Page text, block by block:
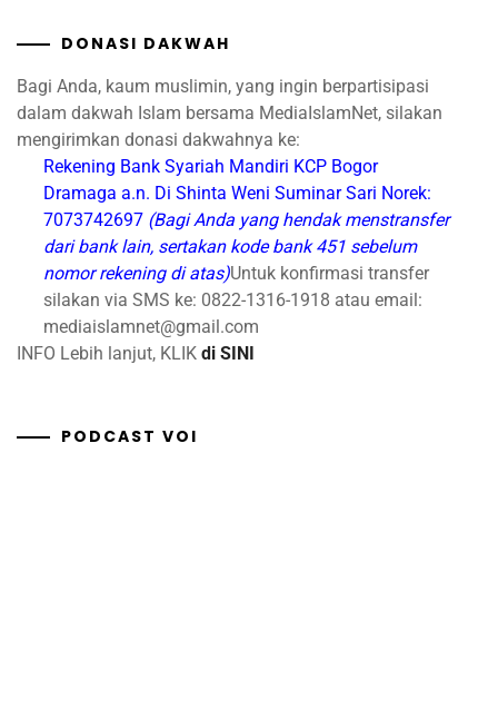
DONASI DAKWAH
Bagi Anda, kaum muslimin, yang ingin berpartisipasi
dalam dakwah Islam bersama MediaIslamNet, silakan
mengirimkan donasi dakwahnya ke:
Rekening Bank Syariah Mandiri KCP Bogor
Dramaga a.n. Di Shinta Weni Suminar Sari Norek:
7073742697 (Bagi Anda yang hendak menstransfer
dari bank lain, sertakan kode bank 451 sebelum
nomor rekening di atas)Untuk konfirmasi transfer
silakan via SMS ke: 0822-1316-1918 atau email:
mediaislamnet@gmail.com
INFO Lebih lanjut, KLIK di SINI
PODCAST VOI